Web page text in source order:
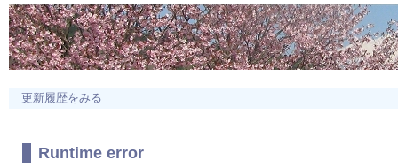
更新履歴をみる
Runtime error